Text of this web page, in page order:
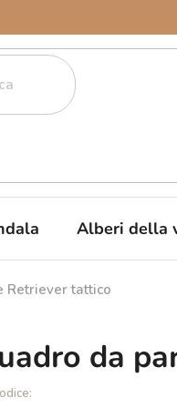
Alberi della
Retriever tattico
da